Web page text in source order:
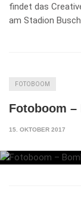
findet das
am Stadion
FOTOBOOM
Fotoboom
15. OKTOBER 2017